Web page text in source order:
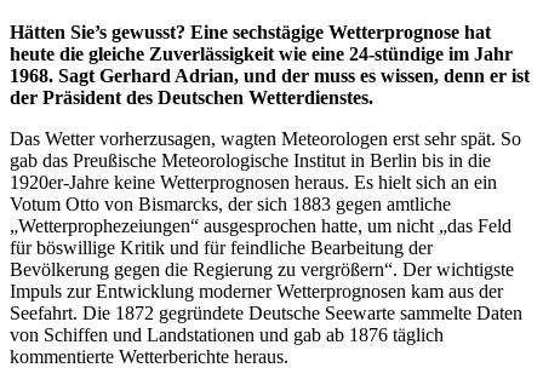
Hätten Sie’s gewusst? Eine sechstägige Wetterprognose hat
heute die gleiche Zuverlässigkeit wie eine 24-stündige im Jahr
1968. Sagt Gerhard Adrian, und der muss es wissen, denn er ist
der Präsident des Deutschen Wetterdienstes.
Das Wetter vorherzusagen, wagten Meteorologen erst sehr spät. So
gab das Preußische Meteorologische Institut in Berlin bis in die
1920er-Jahre keine Wetterprognosen heraus. Es hielt sich an ein
Votum Otto von Bismarcks, der sich 1883 gegen amtliche
„Wetterprophezeiungen“ ausgesprochen hatte, um nicht „das Feld
für böswillige Kritik und für feindliche Bearbeitung der
Bevölkerung gegen die Regierung zu vergrößern“. Der wichtigste
Impuls zur Entwicklung moderner Wetterprognosen kam aus der
Seefahrt. Die 1872 gegründete Deutsche Seewarte sammelte Daten
von Schiffen und Landstationen und gab ab 1876 täglich
kommentierte Wetterberichte heraus.